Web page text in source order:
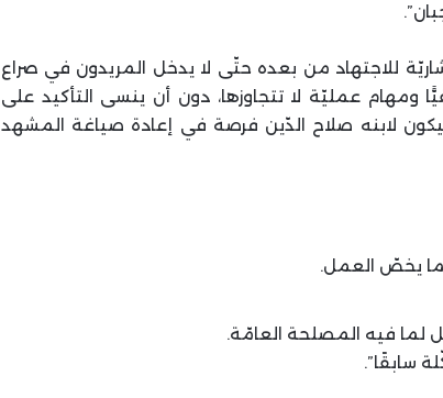
للاجتهاد من بعده حتّى لا يدخل المريدون في صراع
ومهام عمليّة لا تتجاوزها، دون أن ينسى التأكيد على
لابنه صلاح الدّين فرصة في إعادة صياغة المشهد
يخصّ العمل.
لما فيه المصلحة العامّة.
سابقًا”.